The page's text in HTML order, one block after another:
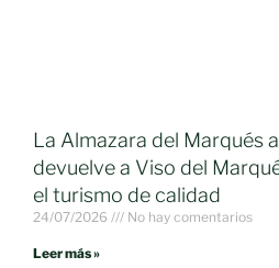
La Almazara del Marqués
devuelve a Viso del
el turismo de calidad
24/07/2026 No hay comentarios
Leer más »